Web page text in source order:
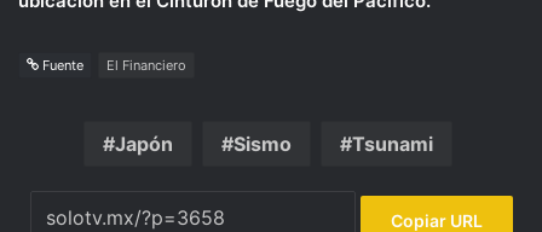
Fuente El Financiero
Japón Sismo Tsunami
Copiar URL